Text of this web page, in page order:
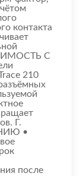
контакта
С
210
Г.
•
после